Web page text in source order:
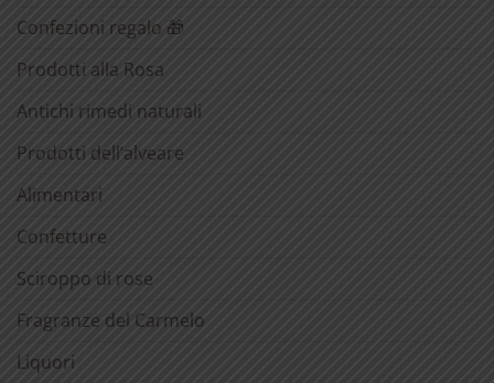
Confezioni regalo 🎁
Prodotti alla Rosa
Antichi rimedi naturali
Prodotti dell’alveare
Alimentari
Confetture
Sciroppo di rose
Fragranze del Carmelo
Liquori